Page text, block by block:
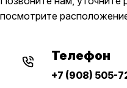
посмотрите
Телефон
+7 (908) 505-